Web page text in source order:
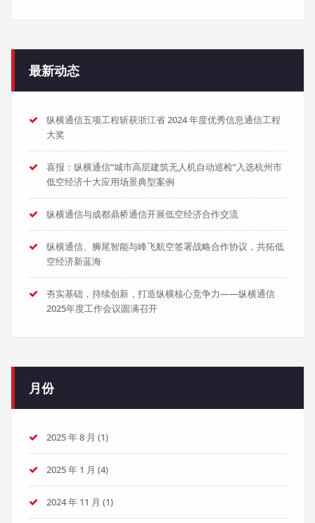
最新动态
纵横通信五项工程斩获浙江省 2024 年度优秀信息通信工程
大奖
喜报：纵横通信“城市高层建筑无人机自动巡检”入选杭州市
低空经济十大应用场景典型案例
纵横通信与成都鼎桥通信开展低空经济合作交流
纵横通信、狮尾智能与峰飞航空签署战略合作协议，共拓低
空经济新蓝海
夯实基础，持续创新，打造纵横核心竞争力——纵横通信
2025年度工作会议圆满召开
月份
2025 年 8 月 (1)
2025 年 1 月 (4)
2024 年 11 月 (1)